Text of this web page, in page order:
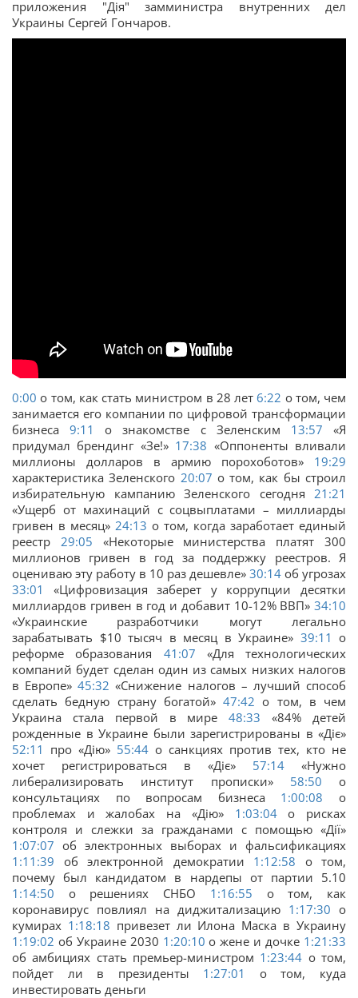
приложения "Дія" замминистра внутренних дел
Украины Сергей Гончаров.
0:00 о том, как стать министром в 28 лет6:22 о том, чем
занимается его компании по цифровой трансформации
бизнеса9:11 о знакомстве с Зеленским 13:57 «Я
придумал брендинг «Зе!» 17:38 «Оппоненты вливали
миллионы долларов в армию порохоботов» 19:29
характеристика Зеленского 20:07 о том, как бы строил
избирательную кампанию Зеленского сегодня 21:21
«Ущерб от махинаций с соцвыплатами – миллиарды
гривен в месяц» 24:13 о том, когда заработает единый
реестр 29:05 «Некоторые министерства платят 300
миллионов гривен в год за поддержку реестров. Я
оцениваю эту работу в 10 раз дешевле» 30:14 об угрозах
33:01
«Цифровизация заберет у коррупции десятки
миллиардов гривен в год и добавит 10-12% ВВП» 34:10
«Украинские разработчики могут легально
зарабатывать $10 тысяч в месяц в Украине» 39:11 о
реформе образования 41:07 «Для технологических
компаний будет сделан один из самых низких налогов
в Европе»45:32 «Снижение налогов – лучший способ
сделать бедную страну богатой» 47:42 о том, в чем
Украина стала первой в мире48:33 «84% детей
рожденные в Украине были зарегистрированы в «Дiє»
52:11 про «Дiю» 55:44 о санкциях против тех, кто не
хочет регистрироваться в «Дiє» 57:14 «Нужно
либерализировать институт прописки» 58:50 о
консультациях по вопросам бизнеса 1:00:08 о
проблемах и жалобах на «Дiю» 1:03:04о рисках
контроля и слежки за гражданами с помощью «Дiї»
1:07:07 об электронных выборах и фальсификациях
1:11:39 об электронной демократии 1:12:58 о том,
почему был кандидатом в нардепы от партии 5.10
1:14:50 о решениях СНБО 1:16:55 о том, как
коронавирус повлиял на диджитализацию 1:17:30 о
кумирах 1:18:18 привезет ли Илона Маска в Украину
1:19:02 об Украине 2030 1:20:10 о жене и дочке 1:21:33
об амбициях стать премьер-министром 1:23:44 о том,
пойдет ли в президенты 1:27:01
о том, куда
инвестировать деньги